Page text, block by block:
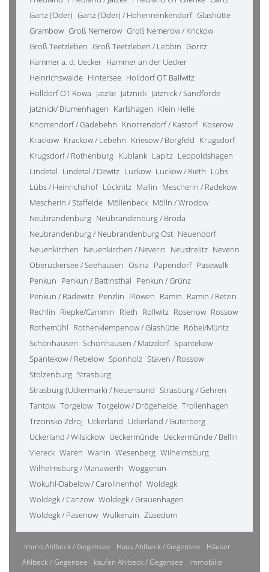
Gartz (Oder) Gartz (Oder) / Hohenreinkendorf Glashütte
Grambow Groß Nemerow Groß Nemerow / Krickow
Groß Teetzleben Groß Teetzleben / Lebbin Göritz
Hammer a. d. Uecker Hammer an der Uecker
Heinrichswalde Hintersee Holldorf OT Ballwitz
Holldorf OT Rowa Jatzke Jatznick Jatznick / Sandförde
Jatznick/ Blumenhagen Karlshagen Klein Helle
Knorrendorf / Gädebehn Knorrendorf / Kastorf Koserow
Krackow Krackow / Lebehn Kriesow / Borgfeld Krugsdorf
Krugsdorf / Rothenburg Kublank Lapitz Leopoldshagen
Lindetal Lindetal / Dewitz Luckow Luckow / Rieth Lübs
Lübs / Heinrichshof Löcknitz Mallin Mescherin / Radekow
Mescherin / Staffelde Möllenbeck Mölln / Wrodow
Neubrandenburg Neubrandenburg / Broda
Neubrandenburg / Neubrandenburg Ost Neuendorf
Neuenkirchen Neuenkirchen / Neverin Neustrelitz Neverin
Oberuckersee / Seehausen Osina Papendorf Pasewalk
Penkun Penkun / Battinsthal Penkun / Grünz
Penkun / Radewitz Penzlin Plöwen Ramin Ramin / Retzin
Rechlin Riepke/Cammin Rieth Rollwitz Rosenow Rossow
Rothemühl Rothenklempenow / Glashütte Röbel/Müritz
Schönhausen Schönhausen / Matzdorf Spantekow
Spantekow / Rebelow Sponholz Staven / Rossow
Stolzenburg Strasburg
Strasburg (Uckermark) / Neuensund Strasburg / Gehren
Tantow Torgelow Torgelow / Drögeheide Trollenhagen
Trzcinsko Zdroj Uckerland Uckerland / Güterberg
Uckerland / Wilsickow Ueckermünde Ueckermünde / Bellin
Viereck Waren Warlin Wesenberg Wilhelmsburg
Wilhelmsburg / Mariawerth Woggersin
Wokuhl-Dabelow / Carolinenhof Woldegk
Woldegk / Canzow Woldegk / Grauenhagen
Woldegk / Pasenow Wulkenzin Züsedom
Immo Ahlbeck / Gegensee Haus Ahlbeck / Gegensee
Häuser
Ahlbeck / Gegensee
kaufen Ahlbeck / Gegensee
Immobilie